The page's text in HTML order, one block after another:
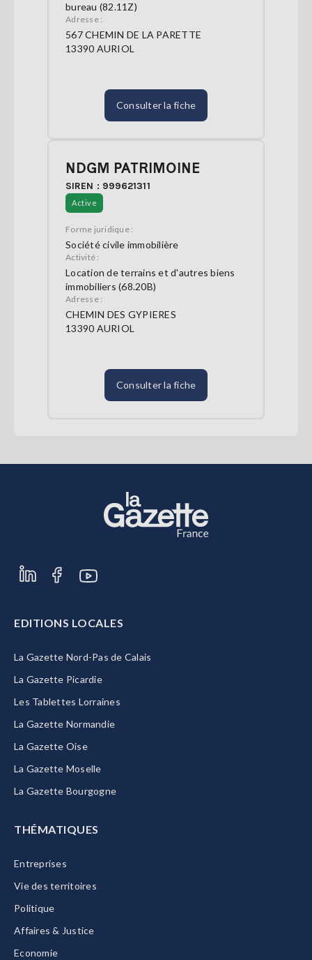
bureau (82.11Z)
Adresse :
567 CHEMIN DE LA PARETTE
13390 AURIOL
Consulter la fiche
NDGM PATRIMOINE
SIREN : 999621311
Active
Forme juridique :
Société civile immobilière
Activité :
Location de terrains et d'autres biens
immobiliers (68.20B)
Adresse :
CHEMIN DES GYPIERES
13390 AURIOL
Consulter la fiche
EDITIONS LOCALES
La Gazette Nord-Pas de Calais
La Gazette Picardie
Les Tablettes Lorraines
La Gazette Normandie
La Gazette Oise
La Gazette Moselle
La Gazette Bourgogne
THÉMATIQUES
Entreprises
Vie des territoires
Politique
Affaires & Justice
Economie